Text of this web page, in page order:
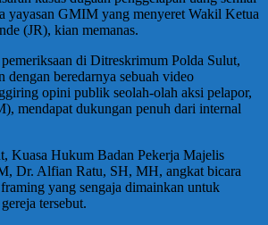
yayasan GMIM yang menyeret Wakil Ketua
(JR), kian memanas.
di Ditreskrimum Polda Sulut,
dengan beredarnya sebuah video
opini publik seolah-olah aksi pelapor,
mendapat dukungan penuh dari internal
Kuasa Hukum Badan Pekerja Majelis
Dr. Alfian Ratu, SH, MH, angkat bicara
yang sengaja dimainkan untuk
tersebut.